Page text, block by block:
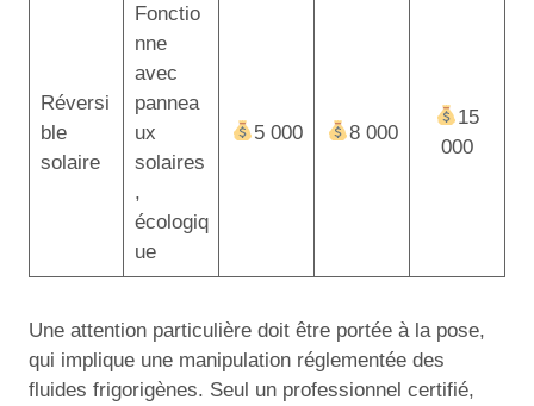
Réversi
ble
solaire
Fonctio
nne
avec
pannea
ux
solaires
,
écologiq
ue
5 000 8 000
15
000
Une attention particulière doit être portée à la pose,
qui implique une manipulation réglementée des
fluides frigorigènes. Seul un professionnel certifié,